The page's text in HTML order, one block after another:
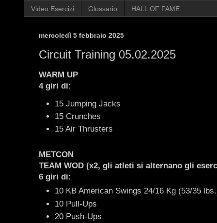
Video Esercizi Glossario HALL OF FAME
mercoledì 5 febbraio 2025
Circuit Training 05.02.2025
WARM UP
4 giri di:
15 Jumping Jacks
15 Crunches
15 Air Thrusters
METCON
TEAM WOD (x2, gli atleti si alternano gli
6 giri di:
10 KB American Swings 24/16 Kg (53/35
10 Pull-Ups
20 Push-Ups